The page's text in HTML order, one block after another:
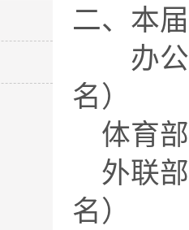
二、本
办公
名）
体育
外联
名）